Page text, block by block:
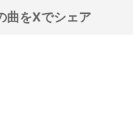
曲をXでシェア